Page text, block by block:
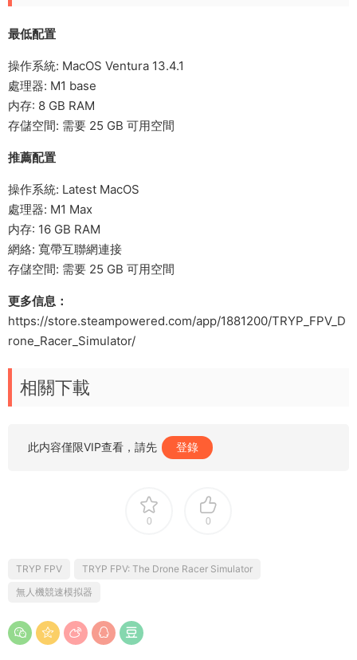
最低配置
操作系統: MacOS Ventura 13.4.1
處理器: M1 base
内存: 8 GB RAM
存儲空間: 需要 25 GB 可用空間
推薦配置
操作系統: Latest MacOS
處理器: M1 Max
内存: 16 GB RAM
網絡: 寬帶互聯網連接
存儲空間: 需要 25 GB 可用空間
更多信息：
https://store.steampowered.com/app/1881200/TRYP_FPV_D
rone_Racer_Simulator/
相關下載
此内容僅限VIP查看，請先 登錄
0 0
TRYP FPV
TRYP FPV: The Drone Racer Simulator
無人機競速模拟器